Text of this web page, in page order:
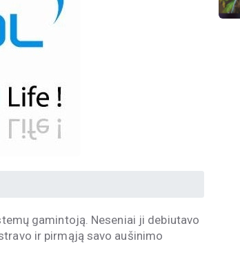
gamintoją. Neseniai ji debiutavo
ir pirmąją savo aušinimo